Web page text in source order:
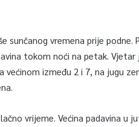
sunčanog vremena prije
tokom noći na petak.
između 2 i 7, na jugu
vrijeme. Većina padavina u